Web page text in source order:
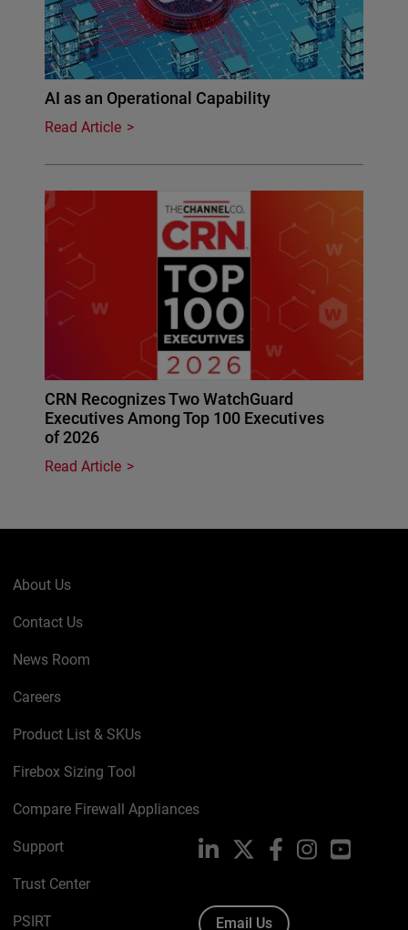
AI as an Operational Capability
Read Article
CRN Recognizes Two WatchGuard
Executives Among Top 100 Executives
of 2026
Read Article
About Us
Contact Us
News Room
Careers
Product List & SKUs
Firebox Sizing Tool
Compare Firewall Appliances
Support
Trust Center
PSIRT
LinkedIn FacebookInstagramYouTube
Email Us